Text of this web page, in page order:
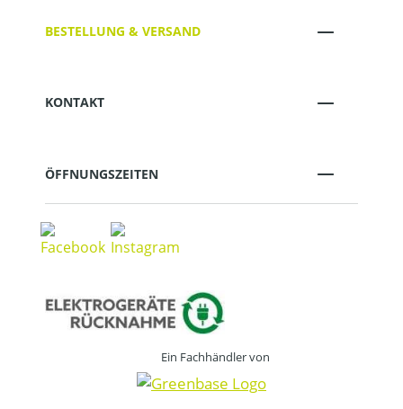
BESTELLUNG & VERSAND
KONTAKT
ÖFFNUNGSZEITEN
Ein Fachhändler von